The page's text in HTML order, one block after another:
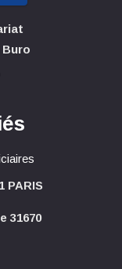
Buro
PARIS
31670